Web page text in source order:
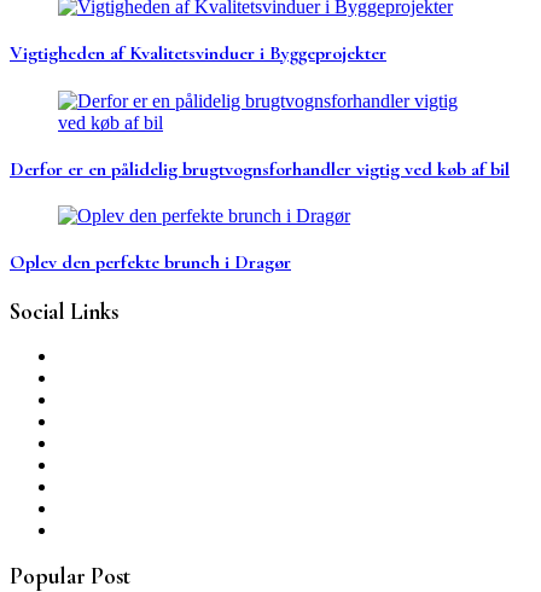
Vigtigheden af Kvalitetsvinduer i Byggeprojekter
Derfor er en pålidelig brugtvognsforhandler vigtig ved køb af bil
Oplev den perfekte brunch i Dragør
Social Links
Popular Post